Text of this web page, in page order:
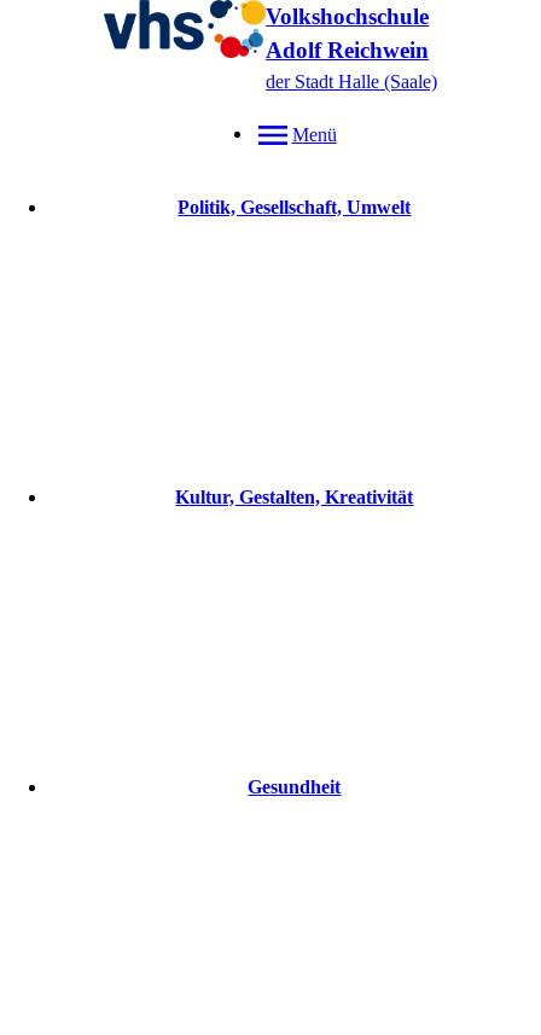
Volkshochschule
Adolf Reichwein
der Stadt Halle (Saale)
Menü
Politik, Gesellschaft, Umwelt
Kultur, Gestalten, Kreativität
Gesundheit